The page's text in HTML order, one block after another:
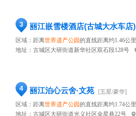
3 丽江嵌雪楼酒店(古城大水车店)
区域：距离世界遗产公园的直线距离约1.46公里
地址： 古城区大研街道新华社区双石段128号
4 丽江泊心云舍·文苑
[五星/豪华]
区域：距离世界遗产公园的直线距离约1.74公里
地址： 古城区大研街道光义社区金星巷22号